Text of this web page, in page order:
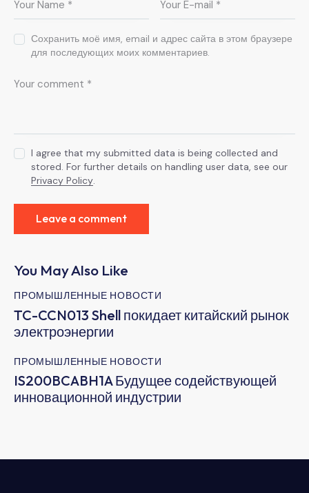
Сохранить моё имя, email и адрес сайта в этом браузере
для последующих моих комментариев.
I agree that my submitted data is being collected and
stored. For further details on handling user data, see our
Privacy Policy.
You May Also Like
ПРОМЫШЛЕННЫЕ НОВОСТИ
TC-CCN013 Shell покидает китайский рынок
электроэнергии
ПРОМЫШЛЕННЫЕ НОВОСТИ
IS200BCABH1A Будущее содействующей
инновационной индустрии